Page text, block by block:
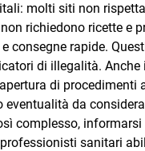
molti siti non
richiedono ricette e
consegne rapide.
di illegalità. Anche
di
eventualità da
complesso, informarsi
sanitari